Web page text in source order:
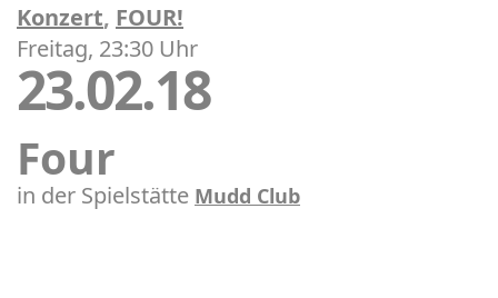
Konzert, FOUR!
Freitag, 23:30 Uhr
23.02.18
Four
in der Spielstätte Mudd Club